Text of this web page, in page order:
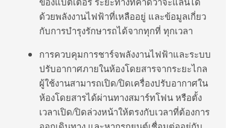
ด้วยพลังงานไฟฟ้าที่เหลืออยู่ และข้อมูลเกี่ยว
กับการบำรุงรักษารถได้จากทุกที่ ทุกเวลา
การควบคุมการชาร์จพลังงานไฟฟ้าและระบบ
ปรับอากาศภายในห้องโดยสารจากระยะไกล
ผู้ใช้งานสามารถเปิด/ปิดเครื่องปรับอากาศใน
ห้องโดยสารได้ผ่านทางสมาร์ทโฟน หรือตั้ง
เวลาเปิด/ปิดล่วงหน้าให้ตรงกับเวลาที่ต้องการ